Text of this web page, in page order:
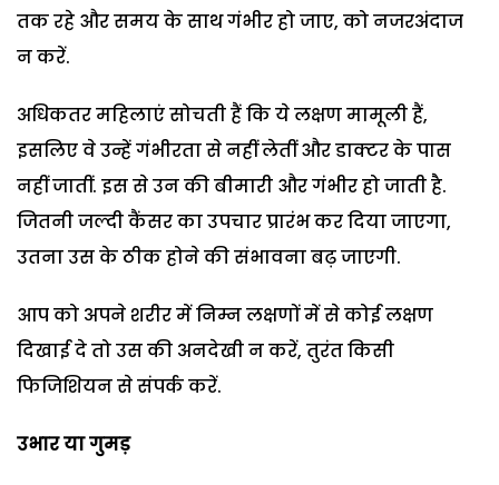
तक रहे और समय के साथ गंभीर हो जाए, को नजरअंदाज
न करें.
अधिकतर महिलाएं सोचती हैं कि ये लक्षण मामूली हैं,
इसलिए वे उन्हें गंभीरता से नहीं लेतीं और डाक्टर के पास
नहीं जातीं. इस से उन की बीमारी और गंभीर हो जाती है.
जितनी जल्दी कैंसर का उपचार प्रारंभ कर दिया जाएगा,
उतना उस के ठीक होने की संभावना बढ़ जाएगी.
आप को अपने शरीर में निम्न लक्षणों में से कोई लक्षण
दिखाई दे तो उस की अनदेखी न करें, तुरंत किसी
फिजिशियन से संपर्क करें.
उभार या गुमड़